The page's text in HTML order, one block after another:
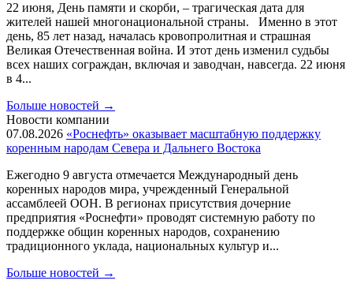
22 июня, День памяти и скорби, – трагическая дата для
жителей нашей многонациональной страны. Именно в этот
день, 85 лет назад, началась кровопролитная и страшная
Великая Отечественная война. И этот день изменил судьбы
всех наших сограждан, включая и заводчан, навсегда. 22 июня
в 4...
Больше новостей →
Новости компании
07.08.2026 «Роснефть» оказывает масштабную поддержку
коренным народам Севера и Дальнего Востока
Ежегодно 9 августа отмечается Международный день
коренных народов мира, учрежденный Генеральной
ассамблеей ООН. В регионах присутствия дочерние
предприятия «Роснефти» проводят системную работу по
поддержке общин коренных народов, сохранению
традиционного уклада, национальных культур и...
Больше новостей →